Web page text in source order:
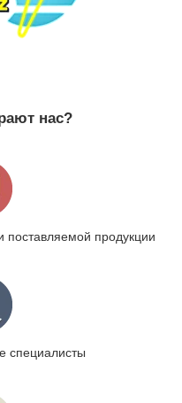
нас?
поставляемой продукции
специалисты